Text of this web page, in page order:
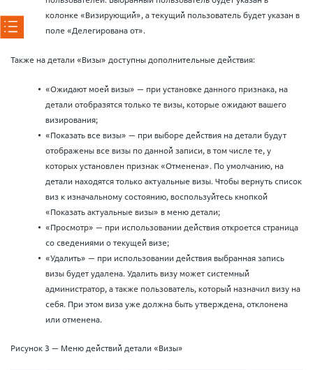
колонке «Визирующий», а текущий пользователь будет указан в
поле «Делегирована от».
Также на детали «Визы» доступны дополнительные действия:
«Ожидают моей визы» — при установке данного признака, на
детали отобразятся только те визы, которые ожидают вашего
визирования;
«Показать все визы» — при выборе действия на детали будут
отображены все визы по данной записи, в том числе те, у
которых установлен признак «Отменена». По умолчанию, на
детали находятся только актуальные визы. Чтобы вернуть список
виз к изначальному состоянию, воспользуйтесь кнопкой
«Показать актуальные визы» в меню детали;
«Просмотр» — при использовании действия откроется страница
со сведениями о текущей визе;
«Удалить» — при использовании действия выбранная запись
визы будет удалена. Удалить визу может системный
администратор, а также пользователь, который назначил визу на
себя. При этом виза уже должна быть утверждена, отклонена
или отменена.
Рисунок 3 — Меню действий детали «Визы»